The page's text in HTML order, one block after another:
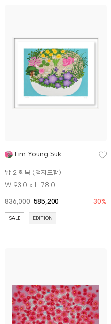
Lim Young Suk
밥 2 화목 (액자포함)
W 93.0 x H 78.0
836,000 585,200 30%
SALE EDITION